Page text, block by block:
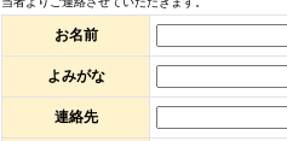
お名前
よみがな
連絡先